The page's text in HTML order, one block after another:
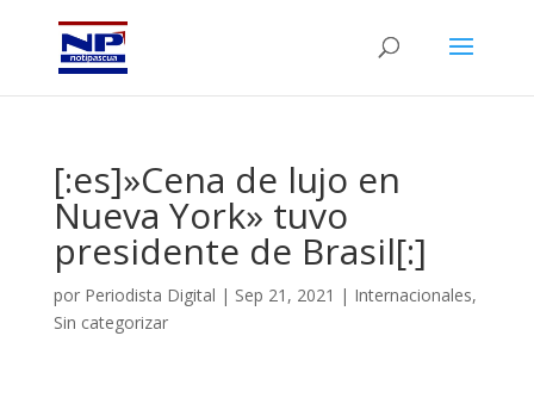
[:es]»Cena de lujo en
Nueva York» tuvo
presidente de Brasil[:]
por Periodista Digital | Sep 21, 2021 | Internacionales,
Sin categorizar